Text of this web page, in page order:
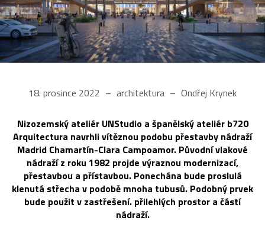
18. prosince 2022 architektura Ondřej Krynek
Nizozemský ateliér UNStudio a španělský ateliér b720
Arquitectura navrhli vítěznou podobu přestavby nádraží
Madrid Chamartín-Clara Campoamor. Původní vlakové
nádraží z roku 1982 projde výraznou modernizací,
přestavbou a přístavbou. Ponechána bude proslulá
klenutá střecha v podobě mnoha tubusů. Podobný prvek
bude použit v zastřešení. přilehlých prostor a částí
nádraží.